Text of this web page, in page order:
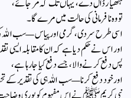
ہتھیار ڈال دے، یہاں تک کہ مر جائے،
تو وہ نافرمانی کی حالت میں مرے گا۔
اسی طرح سردی، گرمی اور پیاس—سب اللہ
اور اس نے حکم دیا ہے کہ ان کا مقابلہ
پس دفع کرنے والا، جسے دفع کیا جا رہا ہے،
اور خود دفع کرنا—سب اللہ ہی کی تقدیر کے